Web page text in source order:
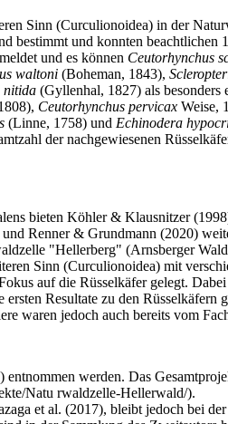
Sinn (Curculionoidea) in der
bestimmt und konnten
und es können Ceutorhynchus
waltoni (Boheman, 1843),
nitida (Gyllenhal, 1827) als besonders
Ceutorhynchus pervicax Weise,
(Linne, 1758) und Echinodera
der nachgewiesenen
bieten Köhler & Klausnitzer
Renner & Grundmann (2020)
"Hellerberg" (Arnsberger
Sinn (Curculionoidea) mit
auf die Rüsselkäfer gelegt.
Resultate zu den
waren jedoch auch bereits vom
werden. Das
Natu rwaldzelle-Hellerwald/).
et al. (2017), bleibt jedoch bei